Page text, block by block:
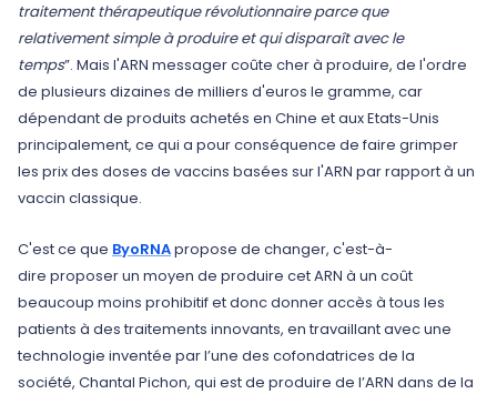
traitement thérapeutique révolutionnaire parce que
relativement simple à produire et qui disparaît avec le
temps”. Mais l'ARN messager coûte cher à produire, de l'ordre
de plusieurs dizaines de milliers d'euros le gramme, car
dépendant de produits achetés en Chine et aux Etats-Unis
principalement, ce qui a pour conséquence de faire grimper
les prix des doses de vaccins basées sur l'ARN par rapport à un
vaccin classique.
C'est ce que ByoRNApropose de changer, c'est-à-
dire proposer un moyen de produire cet ARN à un coût
beaucoup moins prohibitif et donc donner accès à tous les
patients à des traitements innovants, en travaillant avec une
technologie inventée par l’une des cofondatrices de la
société, Chantal Pichon, qui est de produire de l’ARN dans de la